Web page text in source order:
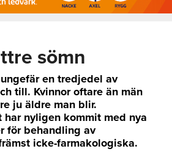
sömn
en tredjedel av
till. Kvinnor oftare än män
ju äldre man blir.
har nyligen kommit med nya
för behandling av
icke-farmakologiska.